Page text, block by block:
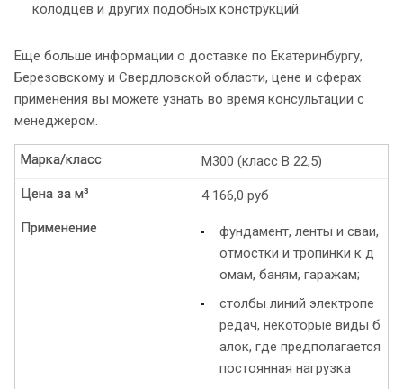
колодцев и других подобных конструкций.
Еще больше информации о доставке по Екатеринбургу,
Березовскому и Свердловской области, цене и сферах
применения вы можете узнать во время консультации с
менеджером.
М300 (класс B 22,5)
Марка/класс
Марка/класс
4 166,0 руб
Цена за м³
Цена за м³
фундамент, ленты и сваи,
отмостки и тропинки к д
омам, баням, гаражам;
столбы линий электропе
редач, некоторые виды б
алок, где предполагается
постоянная нагрузка
Применение
Применение